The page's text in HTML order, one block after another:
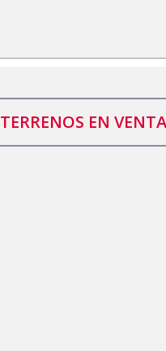
TERRENOS EN